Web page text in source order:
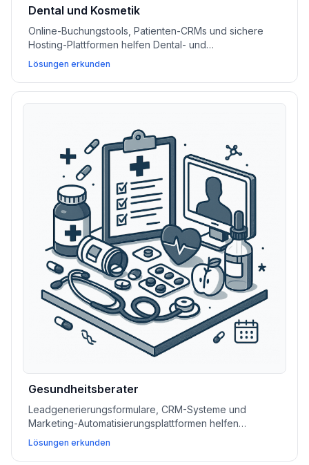
Dental und Kosmetik
Online-Buchungstools, Patienten-CRMs und sichere
Hosting-Plattformen helfen Dental- und
Kosmetikpraxen dabei, neue Klienten zu gewinnen,
Fälle zu verwalten und Zahlungen zu optimieren.
Lösungen erkunden
Gesundheitsberater
Leadgenerierungsformulare, CRM-Systeme und
Marketing-Automatisierungsplattformen helfen
Gesundheitsberatern, ihre Kundenbasis aufzubauen,
Beziehungen zu verwalten und Dienstleistungen
Lösungen erkunden